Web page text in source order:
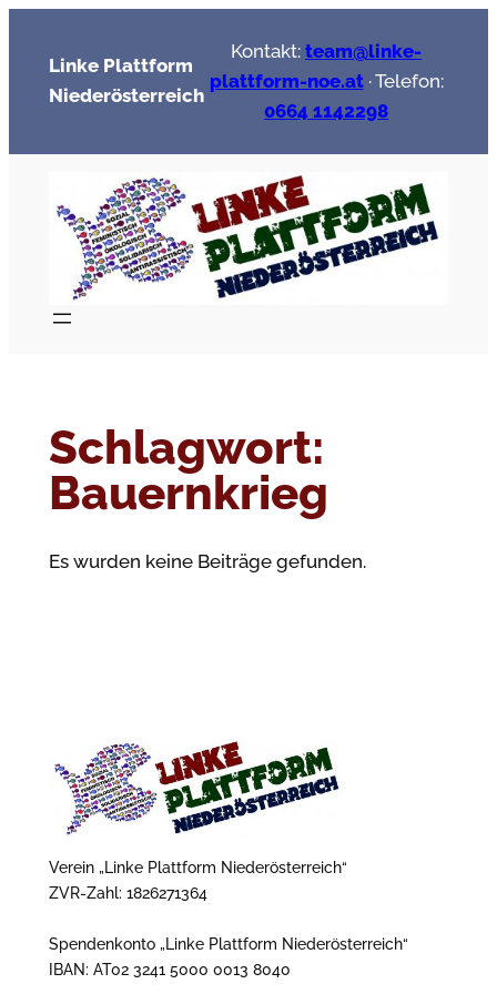
springen
Linke Plattform
Niederösterreich
Kontakt: team@linke-
plattform-noe.at· Telefon:
0664 1142298
Schlagwort:
Bauernkrieg
Es wurden keine Beiträge gefunden.
Verein „Linke Plattform Niederösterreich“
ZVR-Zahl: 1826271364
Spendenkonto „Linke Plattform Niederösterreich“
IBAN: AT02 3241 5000 0013 8040